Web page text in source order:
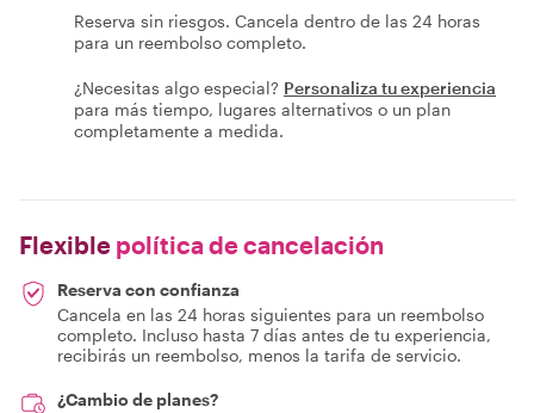
Reserva sin riesgos. Cancela dentro de las 24 horas
para un reembolso completo.
¿Necesitas algo especial? Personaliza tu experiencia
para más tiempo, lugares alternativos o un plan
completamente a medida.
Flexible política de cancelación
Reserva con confianza
Cancela en las 24 horas siguientes para un reembolso
completo. Incluso hasta 7 días antes de tu experiencia,
recibirás un reembolso, menos la tarifa de servicio.
¿Cambio de planes?